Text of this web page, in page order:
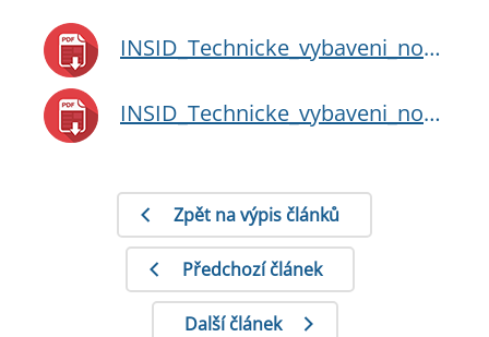
INSID_Technicke_vybaveni_novych_vozidel_bocni_pohled.pdf
INSID_Technicke_vybaveni_novych_vozidel_zadni_pohled.pdf
Zpět na výpis článků
Předchozí článek
Další článek